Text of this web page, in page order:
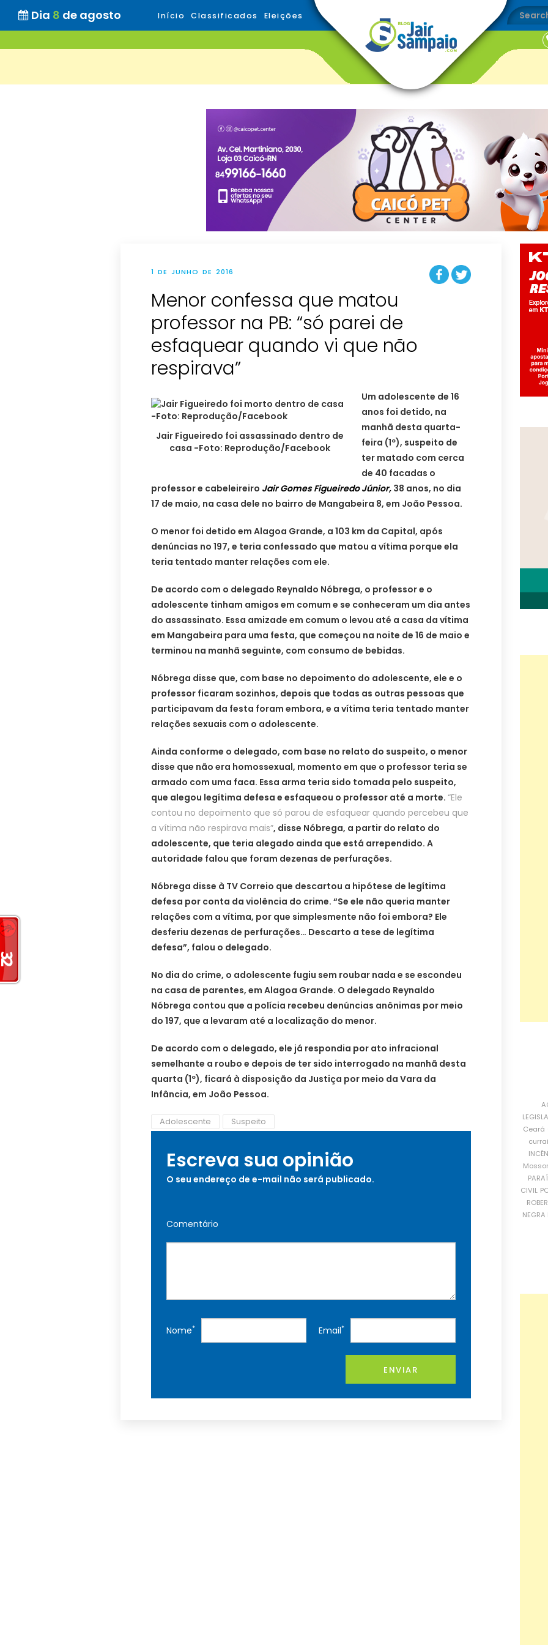
Dia 8 de agosto Início Classificados Eleições
1 DE JUNHO DE 2016
Menor confessa que matou
professor na PB: “só parei de
esfaquear quando vi que não
respirava”
Jair Figueiredo foi assassinado dentro de
casa -Foto: Reprodução/Facebook
Um adolescente de 16
anos foi detido, na
manhã desta quarta-
feira (1º), suspeito de
ter matado com cerca
de 40 facadas o
professor e cabeleireiro Jair Gomes Figueiredo Júnior, 38 anos, no dia
17 de maio, na casa dele no bairro de Mangabeira 8, em João Pessoa.
O menor foi detido em Alagoa Grande, a 103 km da Capital, após
denúncias no 197, e teria confessado que matou a vítima porque ela
teria tentado manter relações com ele.
De acordo com o delegado Reynaldo Nóbrega, o professor e o
adolescente tinham amigos em comum e se conheceram um dia antes
do assassinato. Essa amizade em comum o levou até a casa da vítima
em Mangabeira para uma festa, que começou na noite de 16 de maio e
terminou na manhã seguinte, com consumo de bebidas.
Nóbrega disse que, com base no depoimento do adolescente, ele e o
professor ficaram sozinhos, depois que todas as outras pessoas que
participavam da festa foram embora, e a vítima teria tentado manter
relações sexuais com o adolescente.
Ainda conforme o delegado, com base no relato do suspeito, o menor
disse que não era homossexual, momento em que o professor teria se
armado com uma faca. Essa arma teria sido tomada pelo suspeito,
que alegou legítima defesa e esfaqueou o professor até a morte. “Ele
contou no depoimento que só parou de esfaquear quando percebeu que
a vítima não respirava mais”, disse Nóbrega, a partir do relato do
adolescente, que teria alegado ainda que está arrependido. A
autoridade falou que foram dezenas de perfurações.
Nóbrega disse à TV Correio que descartou a hipótese de legítima
defesa por conta da violência do crime. “Se ele não queria manter
relações com a vítima, por que simplesmente não foi embora? Ele
desferiu dezenas de perfurações… Descarto a tese de legítima
defesa”, falou o delegado.
No dia do crime, o adolescente fugiu sem roubar nada e se escondeu
na casa de parentes, em Alagoa Grande. O delegado Reynaldo
Nóbrega contou que a polícia recebeu denúncias anônimas por meio
do 197, que a levaram até a localização do menor.
De acordo com o delegado, ele já respondia por ato infracional
semelhante a roubo e depois de ter sido interrogado na manhã desta
quarta (1º), ficará à disposição da Justiça por meio da Vara da
Infância, em João Pessoa.
Adolescente Suspeito
Escreva sua opinião
O seu endereço de e-mail não será publicado.
Comentário
Nome* Email*
ENVIAR
Ceará
CIVIL
NEGRA